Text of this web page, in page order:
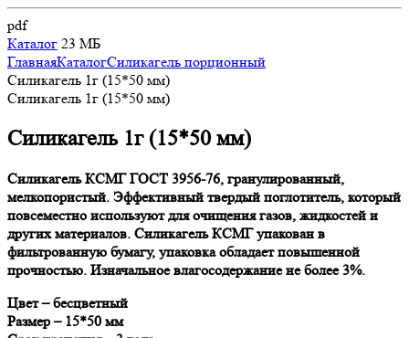
pdf
Каталог 23 МБ
ГлавнаяКаталогСиликагель порционный
Силикагель 1г (15*50 мм)
Силикагель 1г (15*50 мм)
Силикагель 1г (15*50 мм)
Силикагель КСМГ ГОСТ 3956-76, гранулированный,
мелкопористый. Эффективный твердый поглотитель, который
повсеместно используют для очищения газов, жидкостей и
других материалов. Силикагель КСМГ упакован в
фильтрованную бумагу, упаковка обладает повышенной
прочностью. Изначальное влагосодержание не более 3%.
Цвет – бесцветный
Размер – 15*50 мм